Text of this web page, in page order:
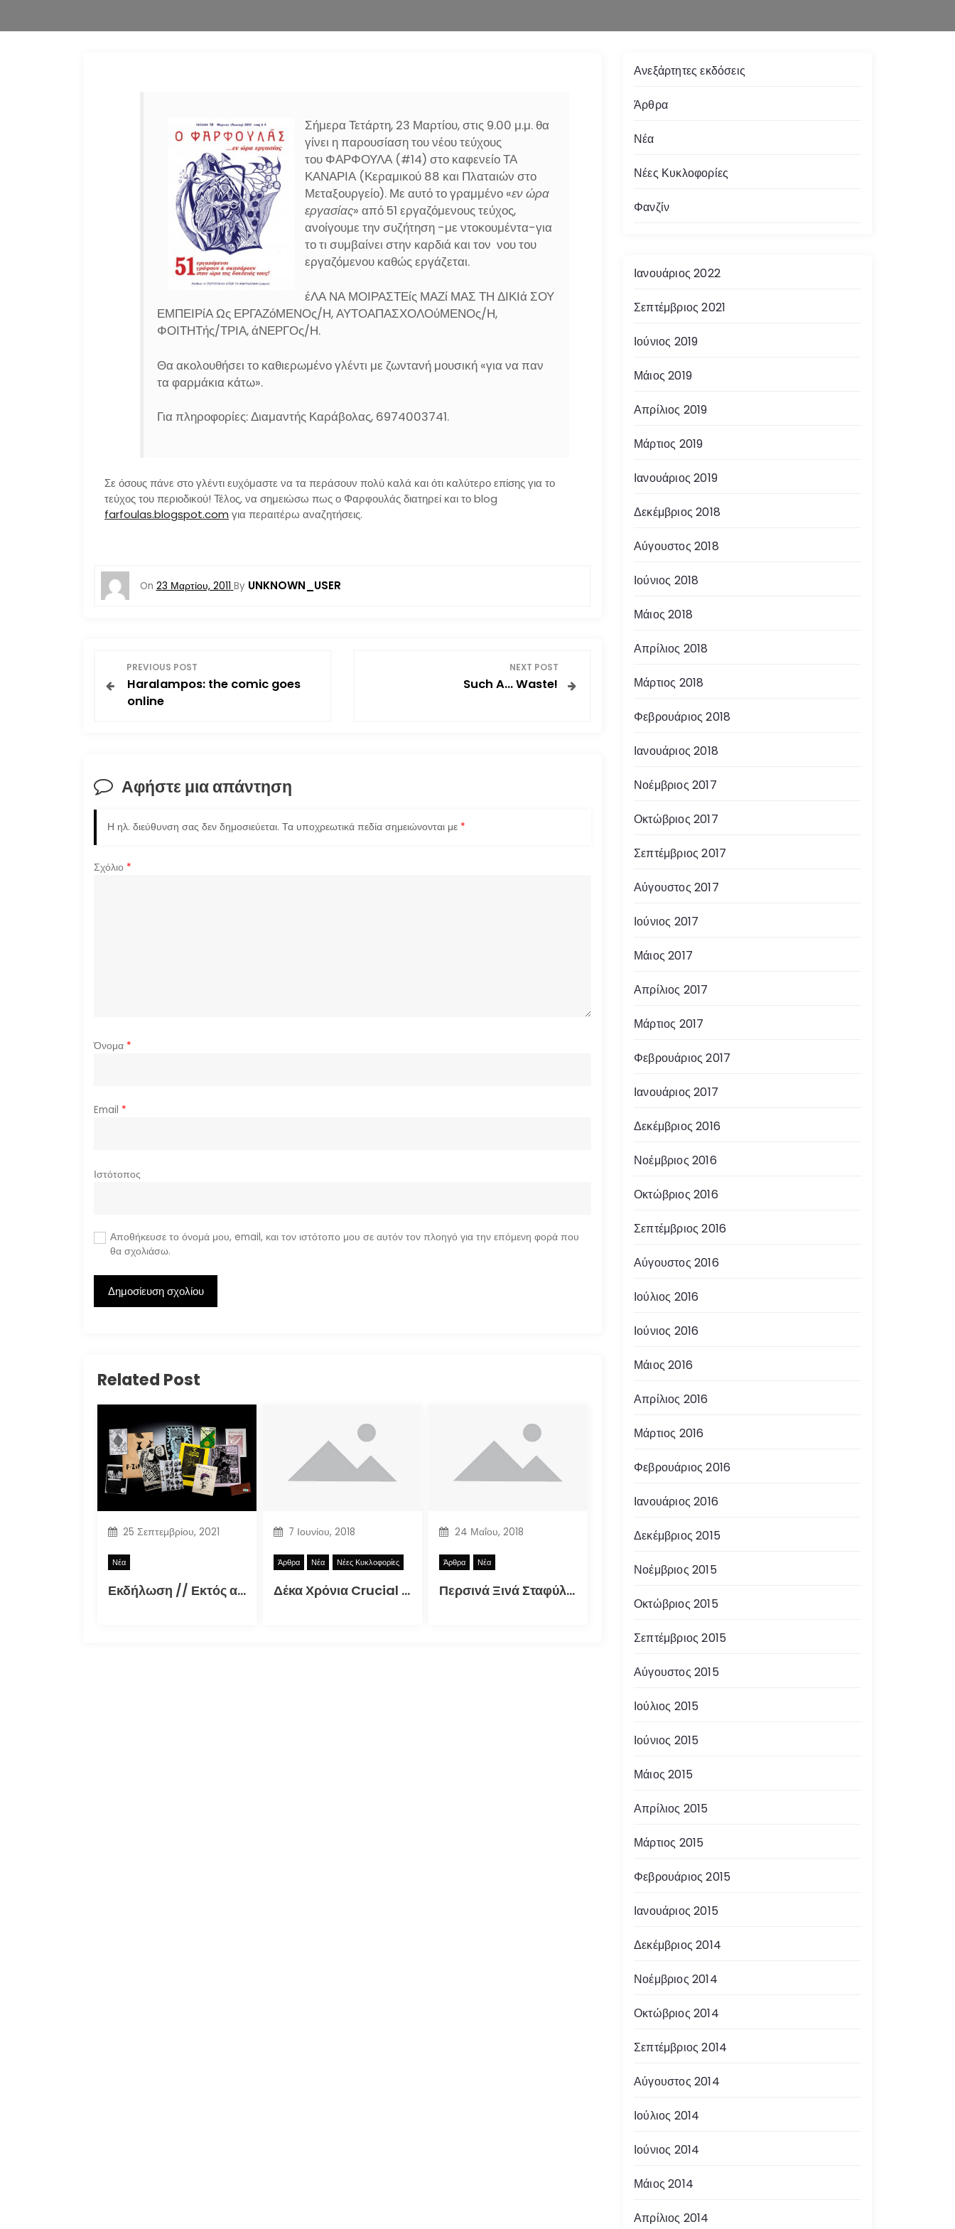
Σήμερα Τετάρτη, 23 Μαρτίου, στις 9.00 μ.μ. θα
γίνει η παρουσίαση του νέου τεύχους
του ΦΑΡΦΟΥΛΑ (#14) στο καφενείο ΤΑ
ΚΑΝΑΡΙΑ (Κεραμικού 88 και Πλαταιών στο
Μεταξουργείο). Με αυτό το γραμμένο «εν ώρα
εργασίας» από 51 εργαζόμενους τεύχος,
ανοίγουμε την συζήτηση -με ντοκουμέντα-για
το τι συμβαίνει στην καρδιά και τον νου του
εργαζόμενου καθώς εργάζεται.
έΛΑ ΝΑ ΜΟΙΡΑΣΤΕίς ΜΑΖί ΜΑΣ ΤΗ ΔΙΚΙά ΣΟΥ
ΕΜΠΕΙΡίΑ Ως ΕΡΓΑΖόΜΕΝΟς/Η, ΑΥΤΟΑΠΑΣΧΟΛΟύΜΕΝΟς/Η,
ΦΟΙΤΗΤής/ΤΡΙΑ, άΝΕΡΓΟς/Η.
Θα ακολουθήσει το καθιερωμένο γλέντι με ζωντανή μουσική «για να παν
τα φαρμάκια κάτω».
Για πληροφορίες: Διαμαντής Καράβολας, 6974003741.
Σε όσους πάνε στο γλέντι ευχόμαστε να τα περάσουν πολύ καλά και ότι καλύτερο επίσης για το
τεύχος του περιοδικού! Τέλος, να σημειώσω πως ο Φαρφουλάς διατηρεί και το blog
farfoulas.blogspot.com για περαιτέρω αναζητήσεις.
On 23 Μαρτίου, 2011 By UNKNOWN_USER
γ
σ
ω
PREVIOUS POST
Haralampos: the comic goes
online
NEXT POST
Such A… Waste!
Αφήστε μια απάντηση
Η ηλ. διεύθυνση σας δεν δημοσιεύεται. Τα υποχρεωτικά πεδία σημειώνονται με *
Σχόλιο *
Όνομα *
Email *
Ιστότοπος
Αποθήκευσε το όνομά μου, email, και τον ιστότοπο μου σε αυτόν τον πλοηγό για την επόμενη φορά που
θα σχολιάσω.
Related Post
25 Σεπτεμβρίου, 2021
Νέα
Εκδήλωση // Εκτός αρχείου: Τα ελληνικά φανζίν στην εποχή της τεκμηρίωσης (30.09.2021)
7 Ιουνίου, 2018
Άρθρα Νέα Νέες Κυκλοφορίες
Δέκα Χρόνια Crucial Zine + Πλούσια Δώρα!
24 Μαΐου, 2018
Άρθρα Νέα
Περσινά Ξινά Σταφύλια: Κώστας Μανιατόπουλος “Αυτοσκατατροφή”, Έκθεση 2018
Ανεξάρτητες εκδόσεις
Άρθρα
Νέα
Νέες Κυκλοφορίες
Φανζίν
Ιανουάριος 2022
Σεπτέμβριος 2021
Ιούνιος 2019
Μάιος 2019
Απρίλιος 2019
Μάρτιος 2019
Ιανουάριος 2019
Δεκέμβριος 2018
Αύγουστος 2018
Ιούνιος 2018
Μάιος 2018
Απρίλιος 2018
Μάρτιος 2018
Φεβρουάριος 2018
Ιανουάριος 2018
Νοέμβριος 2017
Οκτώβριος 2017
Σεπτέμβριος 2017
Αύγουστος 2017
Ιούνιος 2017
Μάιος 2017
Απρίλιος 2017
Μάρτιος 2017
Φεβρουάριος 2017
Ιανουάριος 2017
Δεκέμβριος 2016
Νοέμβριος 2016
Οκτώβριος 2016
Σεπτέμβριος 2016
Αύγουστος 2016
Ιούλιος 2016
Ιούνιος 2016
Μάιος 2016
Απρίλιος 2016
Μάρτιος 2016
Φεβρουάριος 2016
Ιανουάριος 2016
Δεκέμβριος 2015
Νοέμβριος 2015
Οκτώβριος 2015
Σεπτέμβριος 2015
Αύγουστος 2015
Ιούλιος 2015
Ιούνιος 2015
Μάιος 2015
Απρίλιος 2015
Μάρτιος 2015
Φεβρουάριος 2015
Ιανουάριος 2015
Δεκέμβριος 2014
Νοέμβριος 2014
Οκτώβριος 2014
Σεπτέμβριος 2014
Αύγουστος 2014
Ιούλιος 2014
Ιούνιος 2014
Μάιος 2014
Απρίλιος 2014